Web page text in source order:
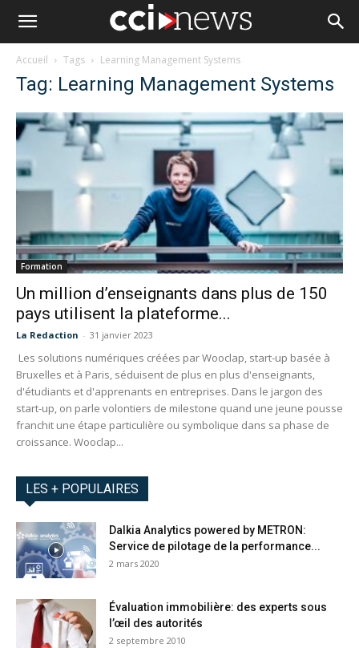
Accueil Tags Learning Management Systems
Tag: Learning Management Systems
Formation
Un million d’enseignants dans plus de 150
pays utilisent la plateforme...
La Redaction - 31 janvier 2023
Les solutions numériques créées par Wooclap, start-up basée à
Bruxelles et à Paris, séduisent de plus en plus d'enseignants,
d'étudiants et d'apprenants en entreprises. Dans le jargon des
start-up, on parle volontiers de milestone quand une jeune pousse
franchit une étape particulière ou symbolique dans sa phase de
croissance. Wooclap...
LES + POPULAIRES
Dalkia Analytics powered by METRON:
Service de pilotage de la performance...
2 mars 2020
Évaluation immobilière: des experts sous
l’œil des autorités
2 septembre 2010